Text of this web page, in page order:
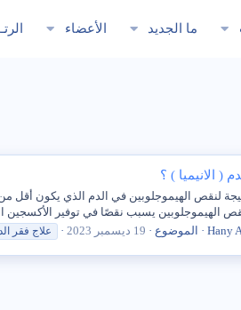
ما الجديد الأعضاء
( الانيميا ) ؟
لنقص الهيموجلوبين في الدم الذي يكون أقل
الهيموجلوبين يسبب نقصًا في توفير الأكسجين اللازم
Hany
الموضوع 19 ديسمبر 2023 علاج فقر